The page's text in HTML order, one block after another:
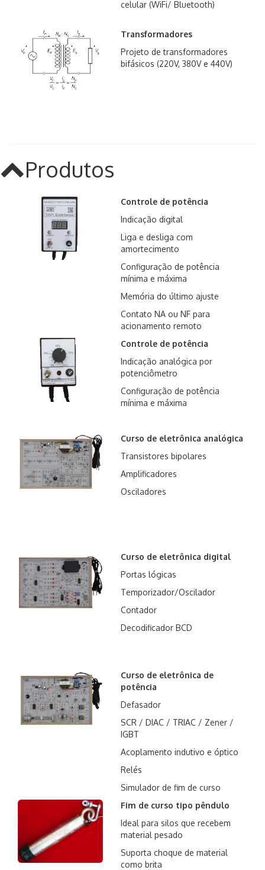
celular (WiFi/ Bluetooth)
Transformadores
Projeto de transformadores
bifásicos (220V, 380V e 440V)
Produtos
Controle de potência
Indicação digital
Liga e desliga com
amortecimento
Configuração de potência
mínima e máxima
Memória do último ajuste
Contato NA ou NF para
acionamento remoto
Controle de potência
Indicação analógica por
potenciômetro
Configuração de potência
mínima e máxima
Curso de eletrônica analógica
Transistores bipolares
Amplificadores
Osciladores
Curso de eletrônica digital
Portas lógicas
Temporizador/Oscilador
Contador
Decodificador BCD
Curso de eletrônica de
potência
Defasador
SCR / DIAC / TRIAC / Zener /
IGBT
Acoplamento indutivo e óptico
Relés
Simulador de fim de curso
Fim de curso tipo pêndulo
Ideal para silos que recebem
material pesado
Suporta choque de material
como brita